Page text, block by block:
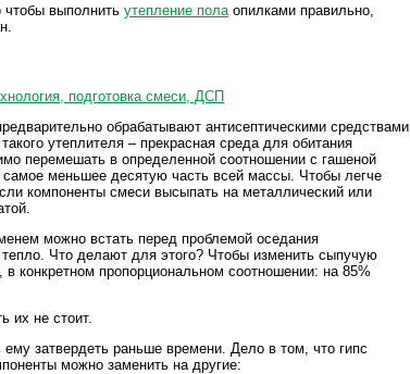
чтобы выполнить утепление пола опилками правильно,
обрабатывают антисептическими средствами
утеплителя – прекрасная среда для обитания
перемешать в определенной соотношении с гашеной
меньшее десятую часть всей массы. Чтобы легче
компоненты смеси высыпать на металлический или
можно встать перед проблемой оседания
тепло. Что делают для этого? Чтобы изменить сыпучую
конкретном пропорциональном соотношении: на 85%
их не стоит.
затвердеть раньше времени. Дело в том, что гипс
можно заменить на другие: